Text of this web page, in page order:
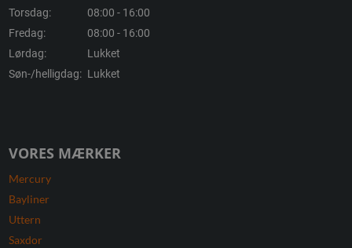
Torsdag:
08:00 - 16:00
Fredag:
08:00 - 16:00
Lørdag:
Lukket
Søn-/helligdag: Lukket
VORES MÆRKER
Mercury
Bayliner
Uttern
Saxdor